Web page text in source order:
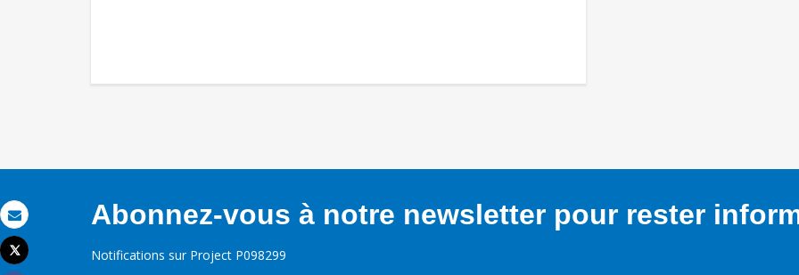
Email
Imprimer
Tweet
Abonnez-vous à notre newsletter pour rester
Notifications sur Project P098299